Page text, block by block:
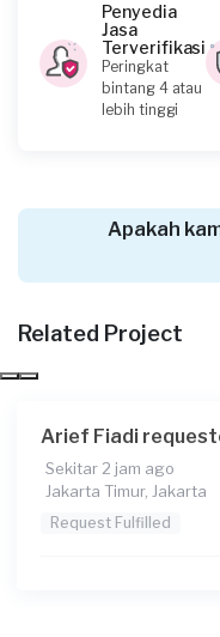
Ann requested
Sekitar 23 jam yang lalu
Jakarta Barat, Jakarta
Jakarta Barat, Jakarta
Adisti requested
Jakarta Selatan, Jakarta
Penyedia
Jasa
Terverifikasi
Peringkat
bintang 4 atau
lebih tinggi
Apakah
Related Project
Arief Fiadi
Sekitar 2 jam ago
Jakarta Timur, Jakarta
Request Fulfilled